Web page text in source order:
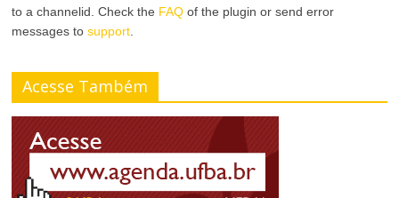
to a channelid. Check the FAQ of the plugin or send error
messages tosupport
Acesse Também